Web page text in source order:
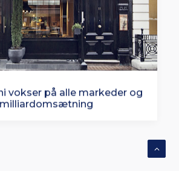
vokser på alle markeder og